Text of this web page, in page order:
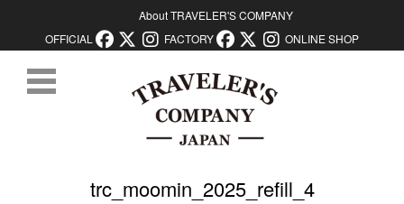
About TRAVELER'S COMPANY
OFFICIAL
FACTORY ONLINE SHOP
trc_moomin_2025_refill_4